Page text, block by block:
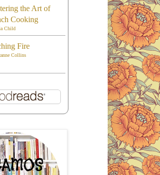
the Art of
Cooking
Child
Fire
Collins